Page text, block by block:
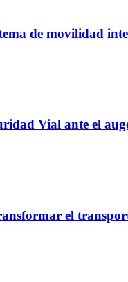
de movilidad
Vial ante el
el